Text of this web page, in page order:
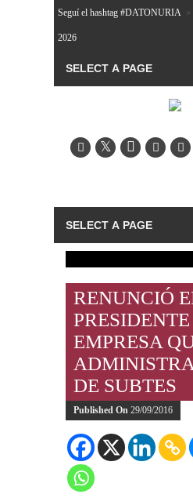
Seguí el hashtag #DATONURIA »
2026
RENUNCIÓ
EMPRESA
DE SUBTES
Published On 29/09/2016